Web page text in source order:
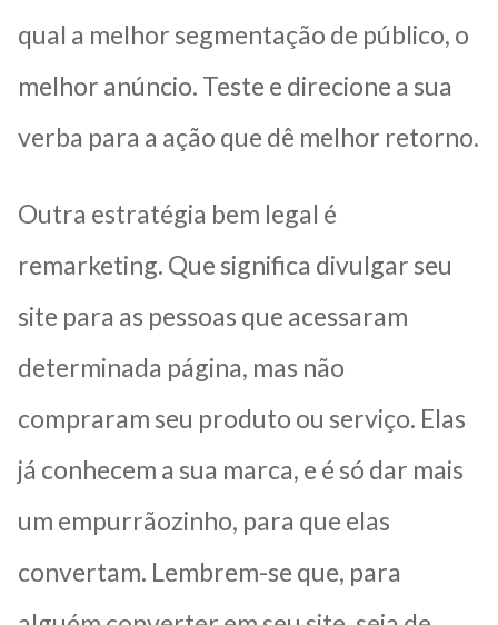
qual a melhor segmentação de público, o
melhor anúncio. Teste e direcione a sua
verba para a ação que dê melhor retorno.
Outra estratégia bem legal é
remarketing. Que significa divulgar seu
site para as pessoas que acessaram
determinada página, mas não
compraram seu produto ou serviço. Elas
já conhecem a sua marca, e é só dar mais
um empurrãozinho, para que elas
convertam. Lembrem-se que, para